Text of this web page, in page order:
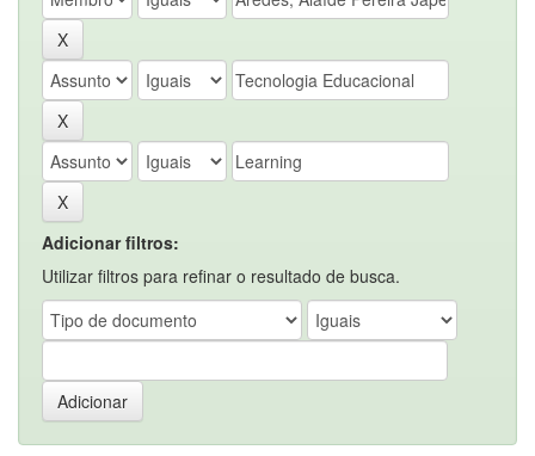
Adicionar filtros:
Utilizar filtros para refinar o resultado de busca.